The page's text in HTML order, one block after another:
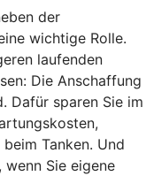
der
wichtige Rolle.
laufenden
Die Anschaffung
Dafür sparen Sie im
Tanken. Und
Sie eigene